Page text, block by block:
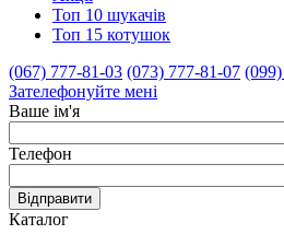
Топ 10 шукачів
Топ 15 котушок
(067) 777-81-03 (073) 777-81-07
Зателефонуйте мені
Ваше ім'я
Телефон
Відправити
Каталог